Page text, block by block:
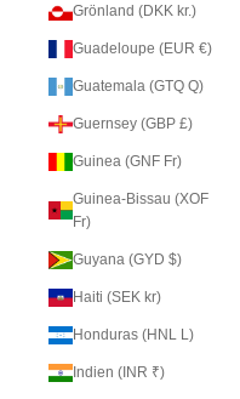
Grönland (DKK kr.)
Guadeloupe (EUR €)
Guatemala (GTQ Q)
Guernsey (GBP £)
Guinea (GNF Fr)
Guinea-Bissau (XOF
Fr)
Guyana (GYD $)
Haiti (SEK kr)
Honduras (HNL L)
Indien (INR ₹)